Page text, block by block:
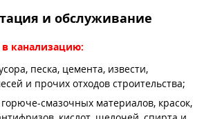
и обслуживание
в канализацию:
песка, цемента, извести,
и прочих отходов строительства;
смазочных материалов, красок,